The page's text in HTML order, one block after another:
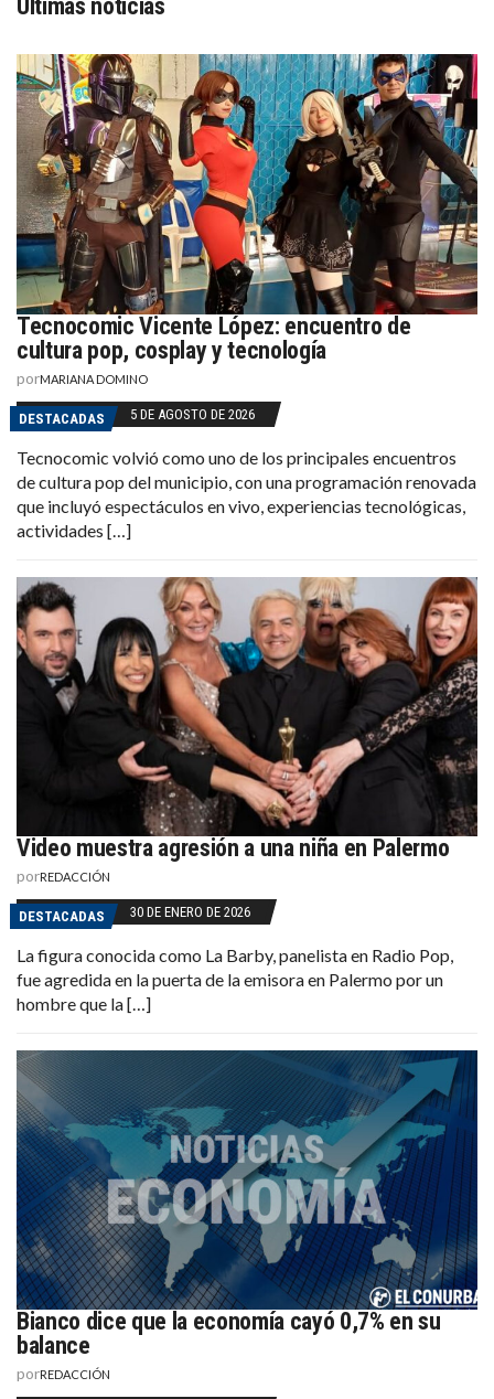
Últimas noticias
Tecnocomic Vicente López: encuentro de
cultura pop, cosplay y tecnología
porMARIANA DOMINO
DESTACADAS 5 DE AGOSTO DE 2026
Tecnocomic volvió como uno de los principales encuentros
de cultura pop del municipio, con una programación renovada
que incluyó espectáculos en vivo, experiencias tecnológicas,
actividades […]
Video muestra agresión a una niña en Palermo
porREDACCIÓN
DESTACADAS 30 DE ENERO DE 2026
La figura conocida como La Barby, panelista en Radio Pop,
fue agredida en la puerta de la emisora en Palermo por un
hombre que la […]
Bianco dice que la economía cayó 0,7% en su
balance
porREDACCIÓN